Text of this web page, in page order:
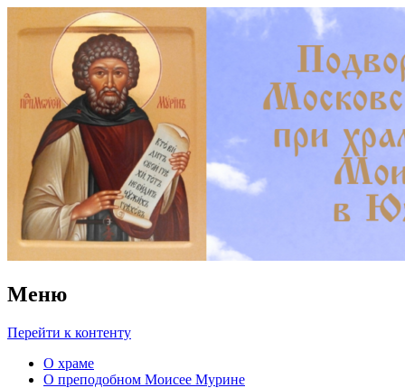
Храм преподобного Моисея
Мурина в Южном Бутове
Меню
Перейти к контенту
О храме
О преподобном Моисее Мурине